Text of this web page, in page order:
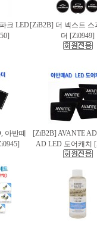
크 LED [ZiB2B] 더 넥스트 스
더 [Zi0949]
아반떼
[ZiB2B] AVANTE
AD LED 도어캐치